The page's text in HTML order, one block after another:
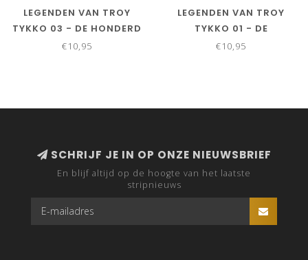
LEGENDEN VAN TROY
TYKKO 03 - DE HONDERD
TEMPELS
€10,95
LEGENDEN VAN TROY
TYKKO 01 - DE
WINDRUITERS
€10,95
SCHRIJF JE IN OP ONZE NIEUWSBRIEF
En blijf altijd op de hoogte van het laatste
stripnieuws